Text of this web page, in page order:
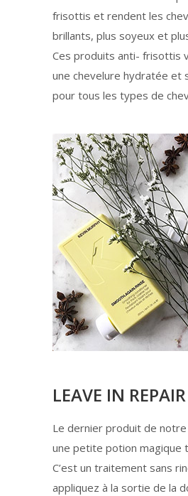
frisottis et rendent les
brillants, plus soyeux et
Ces produits anti- frisottis
une chevelure hydratée et
pour tous les types de
LEAVE IN REPAIR
Le dernier produit de
une petite potion magique
C’est un traitement sans
appliquez à la sortie de la